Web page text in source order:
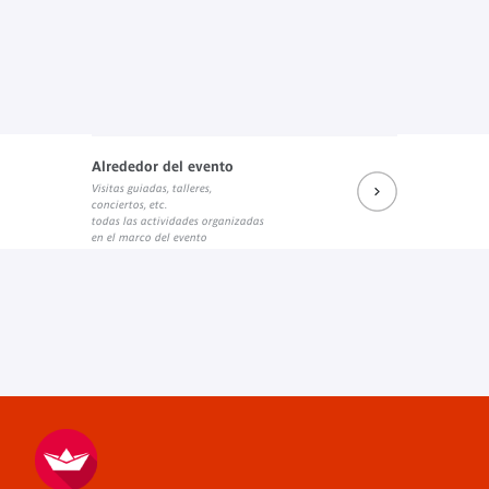
Alrededor del evento
Visitas guiadas, talleres,
conciertos, etc.
todas las actividades organizadas
en el marco del evento